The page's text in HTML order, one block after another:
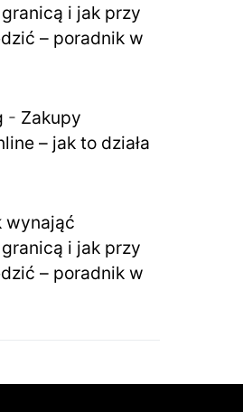
i jak przy
– poradnik w
- Zakupy
– jak to działa
wynająć
i jak przy
– poradnik w